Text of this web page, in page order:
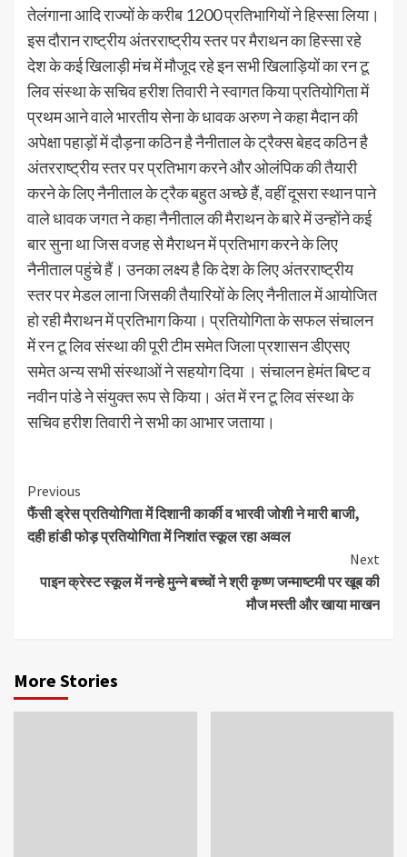
तेलंगाना आदि राज्यों के करीब 1200 प्रतिभागियों ने हिस्सा लिया।
इस दौरान राष्ट्रीय अंतरराष्ट्रीय स्तर पर मैराथन का हिस्सा रहे
देश के कई खिलाड़ी मंच में मौजूद रहे इन सभी खिलाड़ियों का रन टू
लिव संस्था के सचिव हरीश तिवारी ने स्वागत किया प्रतियोगिता में
प्रथम आने वाले भारतीय सेना के धावक अरुण ने कहा मैदान की
अपेक्षा पहाड़ों में दौड़ना कठिन है नैनीताल के ट्रैक्स बेहद कठिन है
अंतरराष्ट्रीय स्तर पर प्रतिभाग करने और ओलंपिक की तैयारी
करने के लिए नैनीताल के ट्रैक बहुत अच्छे हैं, वहीं दूसरा स्थान पाने
वाले धावक जगत ने कहा नैनीताल की मैराथन के बारे में उन्होंने कई
बार सुना था जिस वजह से मैराथन में प्रतिभाग करने के लिए
नैनीताल पहुंचे हैं। उनका लक्ष्य है कि देश के लिए अंतरराष्ट्रीय
स्तर पर मेडल लाना जिसकी तैयारियों के लिए नैनीताल में आयोजित
हो रही मैराथन में प्रतिभाग किया। प्रतियोगिता के सफल संचालन
में रन टू लिव संस्था की पूरी टीम समेत जिला प्रशासन डीएसए
समेत अन्य सभी संस्थाओं ने सहयोग दिया । संचालन हेमंत बिष्ट व
नवीन पांडे ने संयुक्त रूप से किया। अंत में रन टू लिव संस्था के
सचिव हरीश तिवारी ने सभी का आभार जताया।
Continue
Reading
Previous
फैंसी ड्रेस प्रतियोगिता में दिशानी कार्की व भारवी जोशी ने मारी बाजी,
दही हांडी फोड़ प्रतियोगिता में निशांत स्कूल रहा अव्वल
Next
पाइन क्रेस्ट स्कूल में नन्हे मुन्ने बच्चों ने श्री कृष्ण जन्माष्टमी पर खूब की
मौज मस्ती और खाया माखन
More Stories